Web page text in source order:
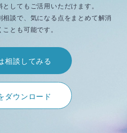
してもご活用いただけます。
談で、気になる点をまとめて解消
とも可能です。
相談してみる
ダウンロード